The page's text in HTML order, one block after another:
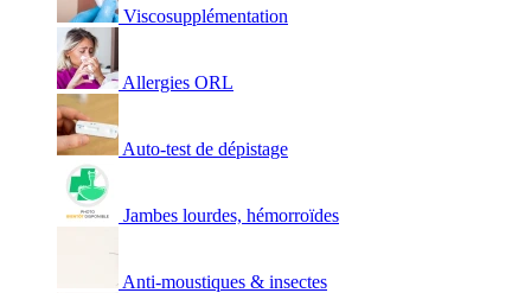
Viscosupplémentation
Allergies ORL
Auto-test de dépistage
Jambes lourdes, hémorroïdes
Anti-moustiques & insectes